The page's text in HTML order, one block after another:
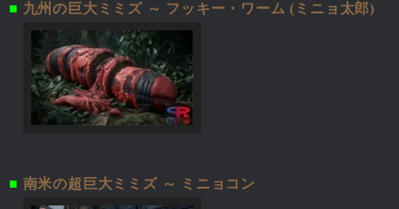
■ 九州の巨大ミミズ ～ フッキー・ワーム (ミニョ太郎)
■ 南米の超巨大ミミズ ～ ミニョコン